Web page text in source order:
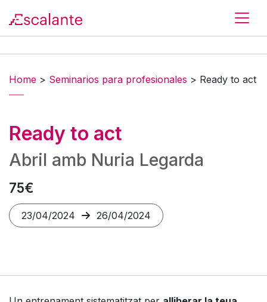
Home > Seminarios para profesionales > Ready to act
Ready to act
Abril amb Nuria Legarda
75€
23/04/2024 26/04/2024